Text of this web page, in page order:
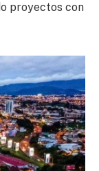
proyectos con